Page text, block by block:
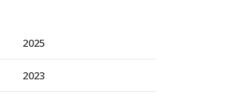
2025
2023